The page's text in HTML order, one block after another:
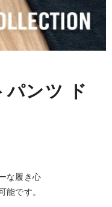
ンツ ド
な履き心
能です。